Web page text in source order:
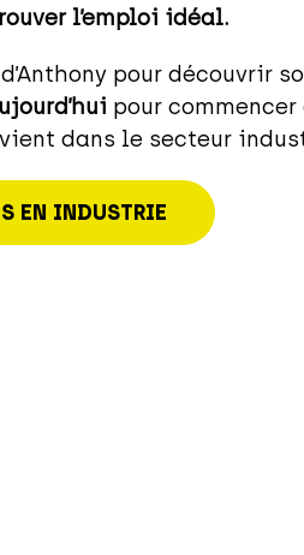
l’emploi idéal.
pour découvrir
pour
dans le secteur
EN INDUSTRIE